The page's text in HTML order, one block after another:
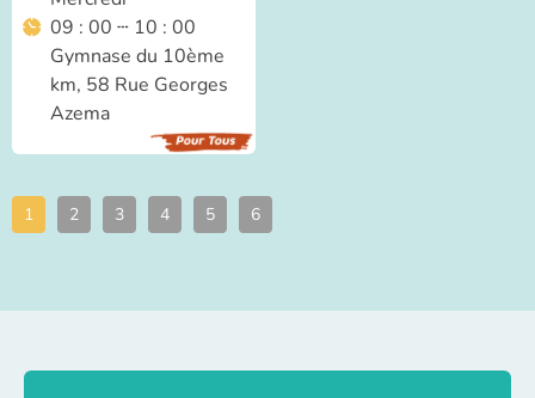
09 : 00 ┄ 10 : 00
Gymnase du 10ème
km, 58 Rue Georges
Azema
1 2 3 4 5 6